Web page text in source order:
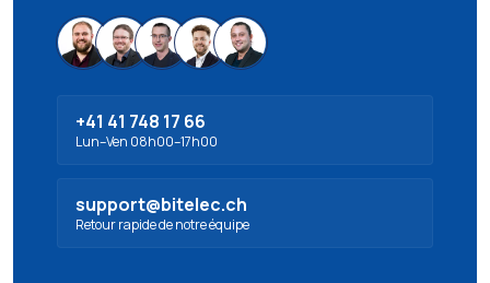
+41 41 748 17 66
Lun–Ven 08h00–17h00
support@bitelec.ch
Retour rapide de notre équipe